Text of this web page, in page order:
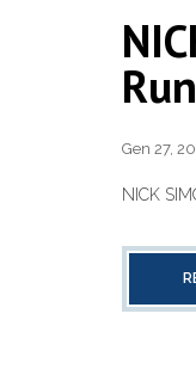
Gen 27,
NICK